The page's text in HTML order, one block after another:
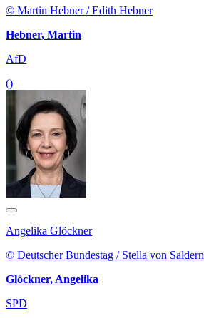
© Martin Hebner / Edith Hebner
Hebner, Martin
AfD
()
Angelika Glöckner
© Deutscher Bundestag / Stella von Saldern
Glöckner, Angelika
SPD